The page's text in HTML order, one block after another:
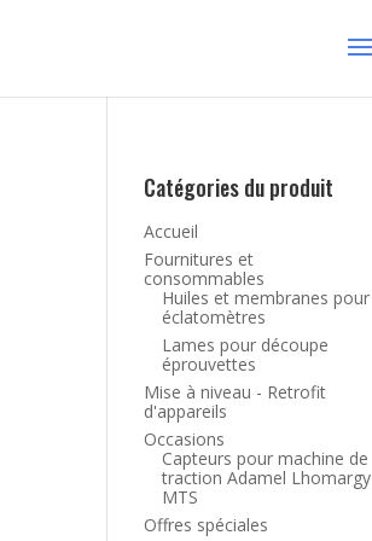
Catégories du produit
Accueil
Fournitures et
consommables
Huiles et membranes pour
éclatomètres
Lames pour découpe
éprouvettes
Mise à niveau - Retrofit
d'appareils
Occasions
Capteurs pour machine de
traction Adamel Lhomargy
MTS
Offres spéciales